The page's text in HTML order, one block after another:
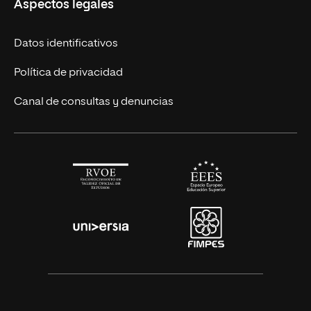
Cursos Europeos
Títulos Americanos
Alianza Newman
Nuestros alumnos
Únete a nosotros
Actualidad
Solicita información
Aspectos legales
Datos identificativos
Política de privacidad
Canal de consultas y denuncias